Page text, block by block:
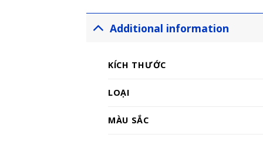
Additional information
KÍCH THƯỚC
LOẠI
MÀU SẮC